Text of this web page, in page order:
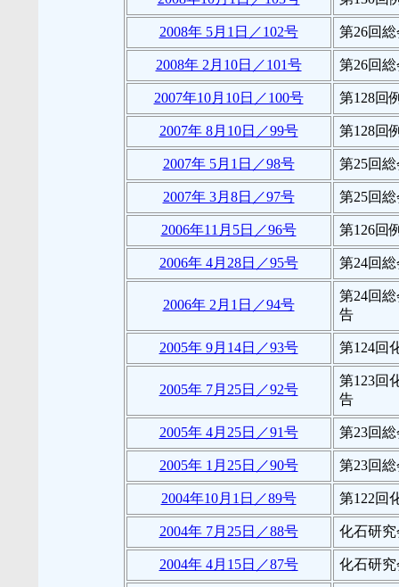
2008年 5月1日／102号 第26回
2008年 2月10日／101号 第26回
2007年10月10日／100号 第128回
2007年 8月10日／99号 第128回
2007年 5月1日／98号 第25回
2007年 3月8日／97号 第25回
2006年11月5日／96号 第126回
2006年 4月28日／95号 第24回
2006年 2月1日／94号
第24回
告
2005年 9月14日／93号 第124回
2005年 7月25日／92号
第123回
告
2005年 4月25日／91号 第23回
2005年 1月25日／90号 第23回
2004年10月1日／89号 第122回
2004年 7月25日／88号 化石研
2004年 4月15日／87号 化石研